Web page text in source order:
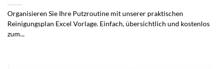
Organisieren Sie Ihre Putzroutine mit unserer praktischen
Reinigungsplan Excel Vorlage. Einfach, übersichtlich und kostenlos
zum...